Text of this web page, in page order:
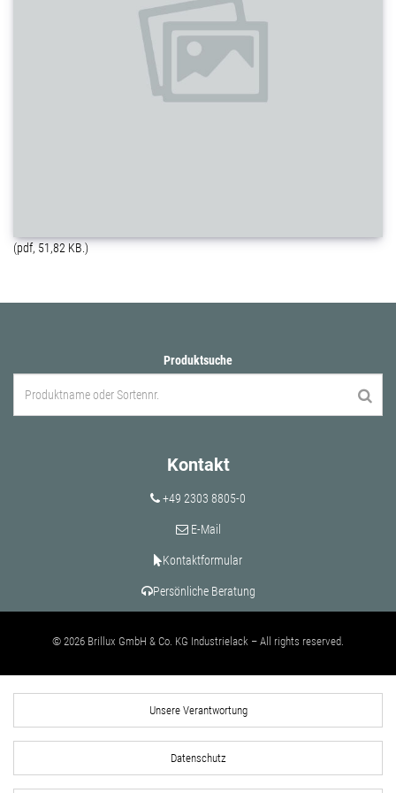
(pdf, 51,82 KB.)
Produktsuche
Kontakt
+49 2303 8805-0
E-Mail
Kontaktformular
Persönliche Beratung
© 2026 Brillux GmbH & Co. KG Industrielack – All rights reserved.
Unsere Verantwortung
Datenschutz